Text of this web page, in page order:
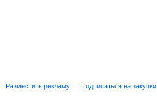
Разместить рекламу Подписаться на закупки